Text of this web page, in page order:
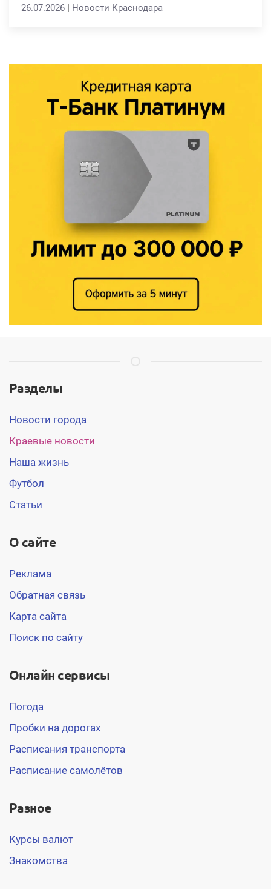
26.07.2026 | Новости Краснодара
Разделы
Новости города
Краевые новости
Наша жизнь
Футбол
Статьи
О сайте
Реклама
Обратная связь
Карта сайта
Поиск по сайту
Онлайн сервисы
Погода
Пробки на дорогах
Расписания транспорта
Расписание самолётов
Разное
Курсы валют
Знакомства